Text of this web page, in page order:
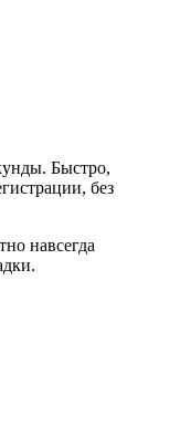
Быстро,
без
навсегда